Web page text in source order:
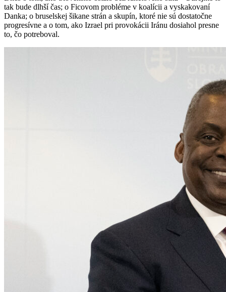
tak bude dlhší čas; o Ficovom probléme v koalícii a vyskakovaní
Danka; o bruselskej šikane strán a skupín, ktoré nie sú dostatočne
progresívne a o tom, ako Izrael pri provokácii Iránu dosiahol presne
to, čo potreboval.